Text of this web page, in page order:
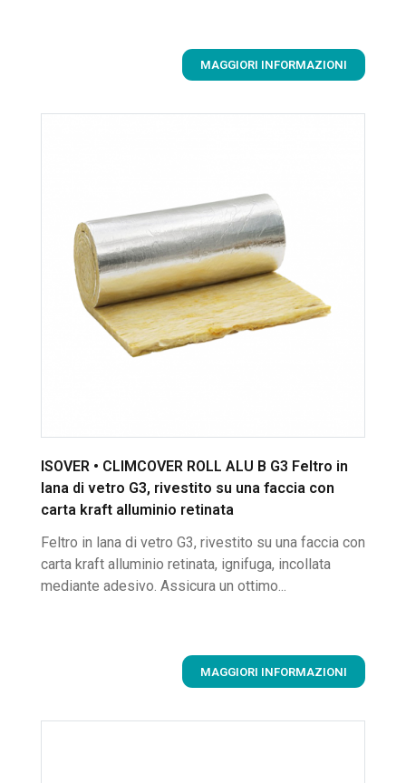
MAGGIORI INFORMAZIONI
ISOVER • CLIMCOVER ROLL ALU B G3 Feltro in
lana di vetro G3, rivestito su una faccia con
carta kraft alluminio retinata
Feltro in lana di vetro G3, rivestito su una faccia con
carta kraft alluminio retinata, ignifuga, incollata
mediante adesivo. Assicura un ottimo...
MAGGIORI INFORMAZIONI